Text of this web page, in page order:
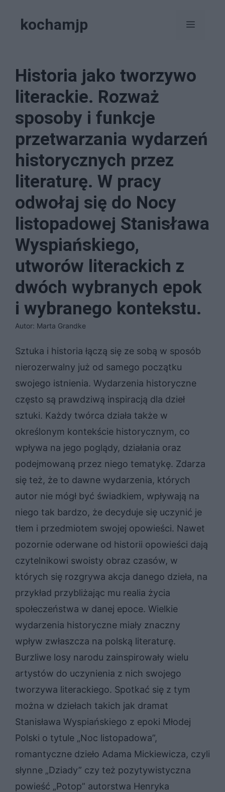
kochamjp Menu
Historia jako tworzywo
literackie. Rozważ
sposoby i funkcje
przetwarzania wydarzeń
historycznych przez
literaturę. W pracy
odwołaj się do Nocy
listopadowej Stanisława
Wyspiańskiego,
utworów literackich z
dwóch wybranych epok
i wybranego kontekstu.
Autor: Marta Grandke
Sztuka i historia łączą się ze sobą w sposób
nierozerwalny już od samego początku
swojego istnienia. Wydarzenia historyczne
często są prawdziwą inspiracją dla dzieł
sztuki. Każdy twórca działa także w
określonym kontekście historycznym, co
wpływa na jego poglądy, działania oraz
podejmowaną przez niego tematykę. Zdarza
się też, że to dawne wydarzenia, których
autor nie mógł być świadkiem, wpływają na
niego tak bardzo, że decyduje się uczynić je
tłem i przedmiotem swojej opowieści. Nawet
pozornie oderwane od historii opowieści dają
czytelnikowi swoisty obraz czasów, w
których się rozgrywa akcja danego dzieła, na
przykład przybliżając mu realia życia
społeczeństwa w danej epoce. Wielkie
wydarzenia historyczne miały znaczny
wpływ zwłaszcza na polską literaturę.
Burzliwe losy narodu zainspirowały wielu
artystów do uczynienia z nich swojego
tworzywa literackiego. Spotkać się z tym
można w dziełach takich jak dramat
Stanisława Wyspiańskiego z epoki Młodej
Polski o tytule „Noc listopadowa”,
romantyczne dzieło Adama Mickiewicza, czyli
słynne „Dziady” czy też pozytywistyczna
powieść „Potop” autorstwa Henryka